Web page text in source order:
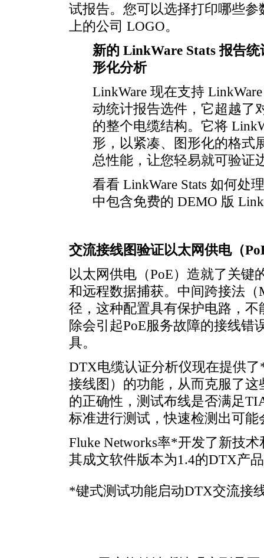
试报告。您可以选择打印哪些
上的公司 LOGO。
新的 LinkWare Stats 报告
形化分析
LinkWare 现在支持
动统计报告选件，它超越了
的整个电缆结构。它将
形，以紧凑、图形化的格式
总性能，让您轻易就可验证
看看 LinkWare Stats 如何
中包含免费的 DEMO 版
交流接线图验证以太网供电（
以太网供电（PoE）造就了关键
和远程数据捕获。中间跨接法（
径，这种配置具有保护电路，
除会引起PoE服务故障的接线错
具。
DTX电缆认证分析仪现在提供了
接线图）的功能，从而克服了
的正确性，测试布线是否满足
标准进行测试，快速检测出可
Fluke Networks率*开发了新技术
其成文软件版本为1.4的DTX产
*键式测试功能启动DTX交流接